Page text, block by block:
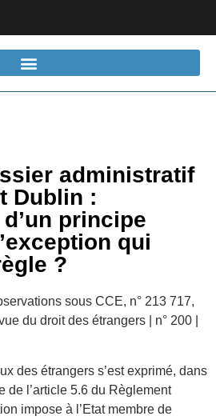
administratif
Dublin :
principe
qui
?
sous CCE, n° 213 717,
du droit des étrangers | n° 200 |
des étrangers s’est exprimé, dans
de l’article 5.6 du Règlement
impose à l’Etat membre de